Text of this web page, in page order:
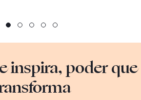
inspira, poder que